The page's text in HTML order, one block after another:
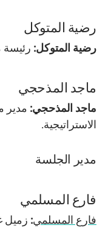
رضية المتوكل
رضية المتوكل: رئيسة
ماجد المذحجي
ماجد المذحجي: مدير
الاستراتيجية.
مدير الجلسة
فارع المسلمي
فارع المسلمي: زميل